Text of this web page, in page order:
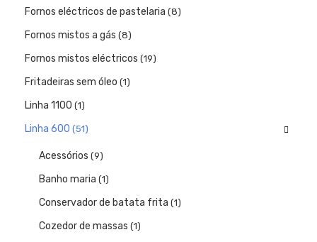
Fornos eléctricos de pastelaria (8)
Fornos mistos a gás (8)
Fornos mistos eléctricos (19)
Fritadeiras sem óleo (1)
Linha 1100 (1)
Linha 600 (51)
Acessórios (9)
Banho maria (1)
Conservador de batata frita (1)
Cozedor de massas (1)